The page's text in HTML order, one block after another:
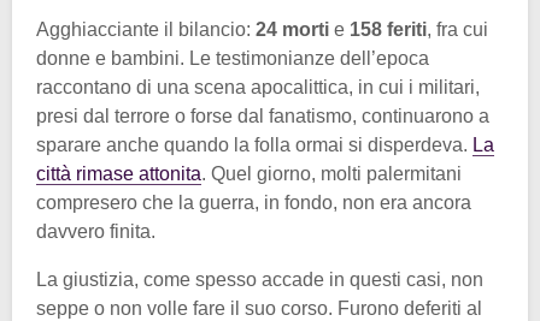
Agghiacciante il bilancio: 24 morti e 158 feriti, fra cui
donne e bambini. Le testimonianze dell’epoca
raccontano di una scena apocalittica, in cui i militari,
presi dal terrore o forse dal fanatismo, continuarono a
sparare anche quando la folla ormai si disperdeva. La
città rimase attonita. Quel giorno, molti palermitani
compresero che la guerra, in fondo, non era ancora
davvero finita.
La giustizia, come spesso accade in questi casi, non
seppe o non volle fare il suo corso. Furono deferiti al